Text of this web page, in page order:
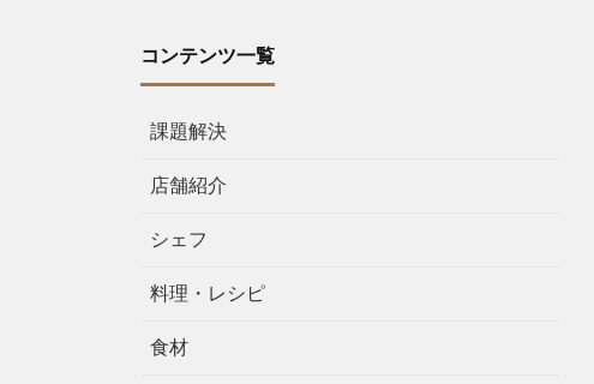
コンテンツ一覧
課題解決
店舗紹介
シェフ
料理・レシピ
食材